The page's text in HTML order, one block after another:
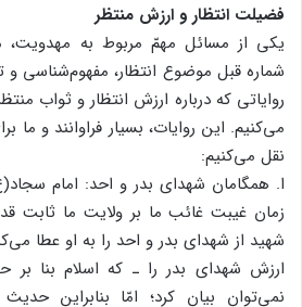
فضیلت انتظار و ارزش منتظر
یکی از مسائل مهمّ مربوط به مهدویت،
شماره قبل موضوع انتظار، مفهوم‌شناسی
روایاتی که درباره ارزش انتظار و ثواب
می‌‌کنیم. این روایات، بسیار فراوانند و ما
نقل می‌کنیم:
ا. همگامان شهدای بدر و احد: امام
زمان غیبت غائب ما بر ولایت ما ثابت
شهید از شهدای بدر و احد را به او عطا
ارزش شهدای بدر را ـ که اسلام بنا
نمی‌توان بیان کرد؛ امّا بنابراین